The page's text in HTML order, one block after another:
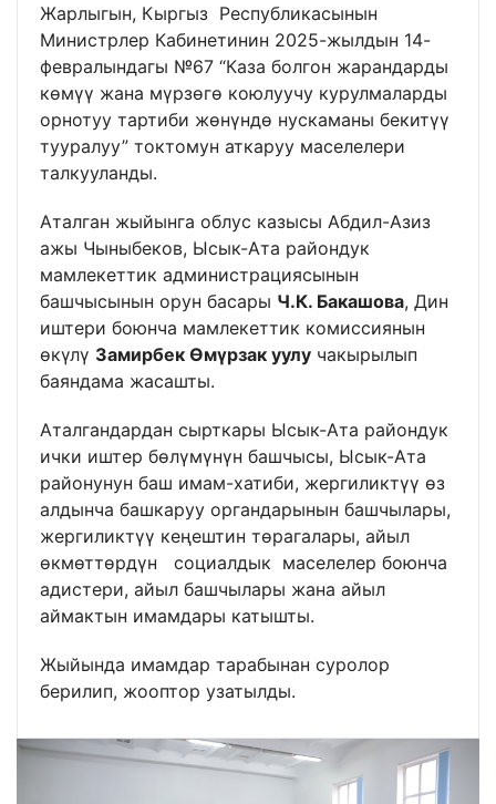
Жарлыгын, Кыргыз Республикасынын
Министрлер Кабинетинин 2025-жылдын 14-
февралындагы №67 “Каза болгон жарандарды
көмүү жана мүрзөгө коюлуучу курулмаларды
орнотуу тартиби жөнүндө нускаманы бекитүү
тууралуу” токтомун аткаруу маселелери
талкууланды.
Аталган жыйынга облус казысы Абдил-Азиз
ажы Чыныбеков, Ысык-Ата райондук
мамлекеттик администрациясынын
башчысынын орун басары Ч.К. Бакашова, Дин
иштери боюнча мамлекеттик комиссиянын
өкүлү Замирбек Өмүрзак уулу чакырылып
баяндама жасашты.
Аталгандардан сырткары Ысык-Ата райондук
ички иштер бөлүмүнүн башчысы, Ысык-Ата
районунун баш имам-хатиби, жергиликтүү өз
алдынча башкаруу органдарынын башчылары,
жергиликтүү кеңештин төрагалары, айыл
өкмөттөрдүн социалдык маселелер боюнча
адистери, айыл башчылары жана айыл
аймактын имамдары катышты.
Жыйында имамдар тарабынан суролор
берилип, жооптор узатылды.